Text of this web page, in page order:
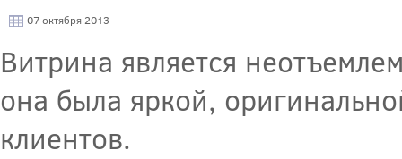
07 октября 2013
Витрина является
она была яркой,
клиентов.